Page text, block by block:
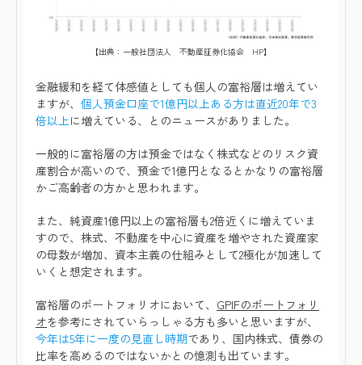
【出典：一般社団法人 不動産証券化協会 HP】
金融緩和を経て体感値としても個人の富裕層は増えてい
ますが、 個人預金口座で1億円以上ある方は直近20年で3
倍以上に増えている、とのニュースがありました。
一般的に富裕層の方は預金ではなく株式などのリスク資
産割合が高いので、預金で1億円となるとかなりの富裕層
かご高齢者の方かと思われます。
また、純資産1億円以上の富裕層も2倍近くに増えていま
すので、株式、不動産を中心に資産を増やされた資産家
の母数が増加、資本主義の仕組みとして2極化が加速して
いくと想定されます。
富裕層のポートフォリオにおいて、 GPIFのポートフォリ
オを参考にされていらっしゃる方も多いと思いますが、
今年は5年に一度の見直し時期であり、国内株式、債券の
比率を高めるのではないかとの憶測も出ています。